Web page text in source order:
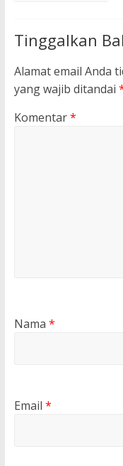
Tinggalkan
Alamat email Anda
yang wajib ditandai
Komentar*
Nama *
Email *